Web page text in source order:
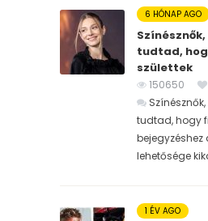
6 HÓNAP AGO
tudtad,
születtek
150650
tudtad, hogy
bejegyzéshez
lehetősége
1 ÉV AGO